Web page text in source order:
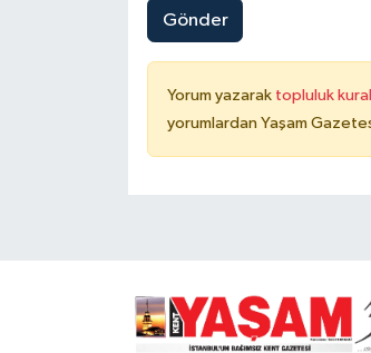
Gönder
Yorum yazarak topluluk
yorumlardan Yaşam